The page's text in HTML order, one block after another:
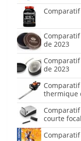
de 2023
de 2023
thermique
courte